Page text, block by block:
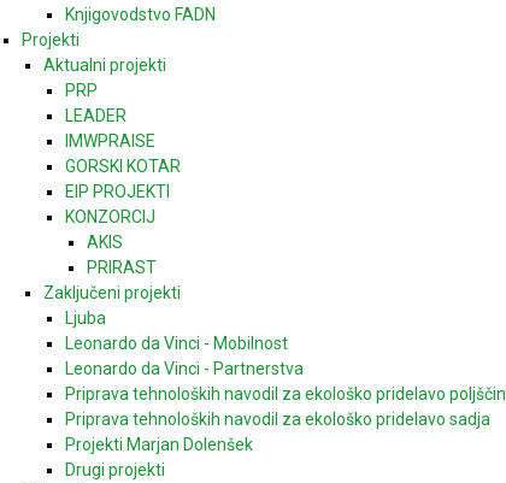
Knjigovodstvo FADN
Projekti
Aktualni projekti
PRP
LEADER
IMWPRAISE
GORSKI KOTAR
EIP PROJEKTI
KONZORCIJ
AKIS
PRIRAST
Zaključeni projekti
Ljuba
Leonardo da Vinci - Mobilnost
Leonardo da Vinci - Partnerstva
Priprava tehnoloških navodil za ekološko pridelavo poljščin
Priprava tehnoloških navodil za ekološko pridelavo sadja
Projekti Marjan Dolenšek
Drugi projekti